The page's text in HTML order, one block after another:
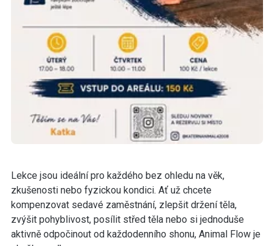
Lekce jsou ideální pro každého bez ohledu na věk,
zkušenosti nebo fyzickou kondici. Ať už chcete
kompenzovat sedavé zaměstnání, zlepšit držení těla,
zvýšit pohyblivost, posílit střed těla nebo si jednoduše
aktivně odpočinout od každodenního shonu, Animal Flow je